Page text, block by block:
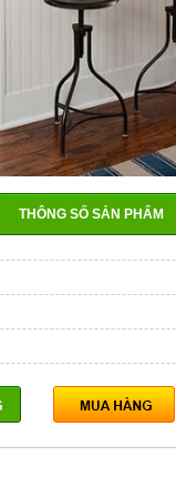
THÔNG SỐ SẢN PHẨM